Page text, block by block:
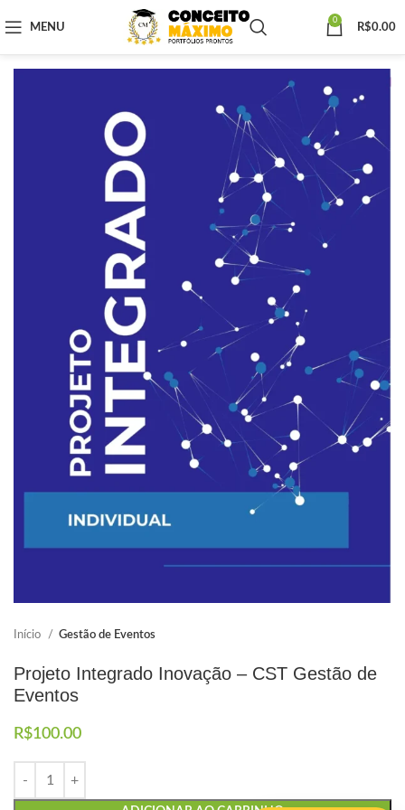
MENU
0
R$0.00
Início Gestão de Eventos
Projeto Integrado Inovação – CST Gestão de
Eventos
R$100.00
Elaboramos os portfólios
Envio imediato